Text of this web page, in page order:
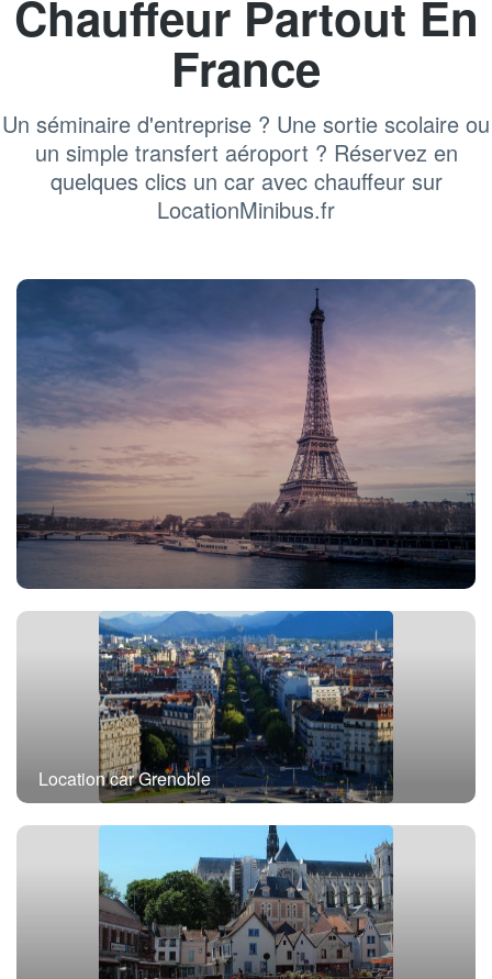
Chauffeur Partout En
France
Un séminaire d'entreprise ? Une sortie scolaire ou
un simple transfert aéroport ? Réservez en
quelques clics un car avec chauffeur sur
LocationMinibus.fr
Location car avec chauffeur Paris
Location car Grenoble